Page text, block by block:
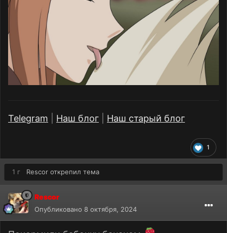
1
Telegram Наш блог Наш старый блог
1 г Rescor открепил тема
Rescor
Опубликовано 8 октября, 2024